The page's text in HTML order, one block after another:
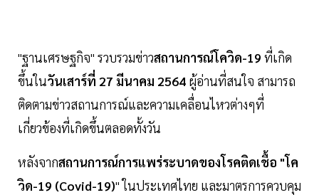
"ฐานเศรษฐกิจ" รวบรวมข่าวสถานการณ์โควิด-19 ที่เกิด
ขึ้นในวันเสาร์ที่ 27 มีนาคม 2564 ผู้อ่านที่สนใจ สามารถ
ติดตามข่าวสถานการณ์และความเคลื่อนไหวต่างๆที่
เกี่ยวข้องที่เกิดขึ้นตลอดทั้งวัน
หลังจากสถานการณ์การแพร่ระบาดของโรคติดเชื้อ "โค
วิด-19 (Covid-19)" ในประเทศไทย และมาตรการควบคุม